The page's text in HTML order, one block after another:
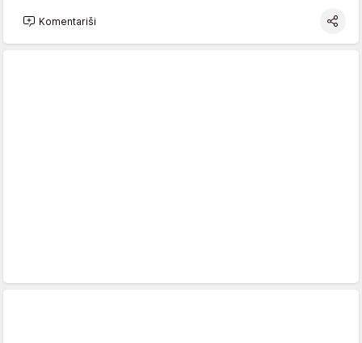
Komentariši